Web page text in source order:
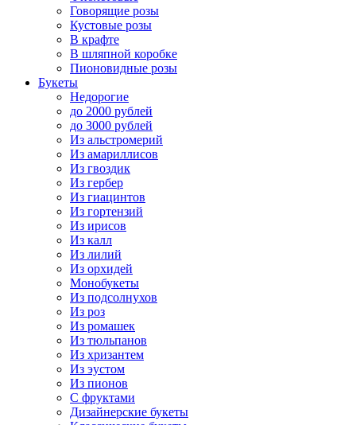
Говорящие розы
Кустовые розы
В крафте
В шляпной коробке
Пионовидные розы
Букеты
Недорогие
до 2000 рублей
до 3000 рублей
Из альстромерий
Из амариллисов
Из гвоздик
Из гербер
Из гиацинтов
Из гортензий
Из ирисов
Из калл
Из лилий
Из орхидей
Монобукеты
Из подсолнухов
Из роз
Из ромашек
Из тюльпанов
Из хризантем
Из эустом
Из пионов
С фруктами
Дизайнерские букеты